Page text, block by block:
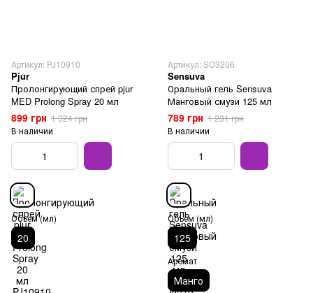
Артикул: PJ10910
Pjur
Пролонгирующий спрей pjur
MED Prolong Spray 20 мл
899 грн 1 324 грн
В наличии
Объем (мл)
20
Артикул: SO3206
Sensuva
Оральный гель Sensuva
Манговый смузи 125 мл
789 грн 1 231 грн
В наличии
Объем (мл)
125
Аромат
Манго